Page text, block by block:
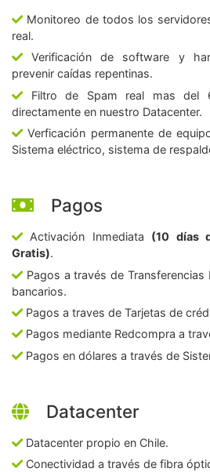
Monitoreo de todos los
real.
Verificación de software y
prevenir caídas repentinas.
Filtro de Spam real mas del
directamente en nuestro Datacenter.
Verficación permanente de
Sistema eléctrico, sistema de
Pagos
Activación Inmediata (10 días
Gratis).
Pagos a través de Transferencias
bancarios.
Pagos a traves de Tarjetas de
Pagos mediante Redcompra a
Pagos en dólares a través de
Datacenter
Datacenter propio en Chile.
Conectividad a través de fibra